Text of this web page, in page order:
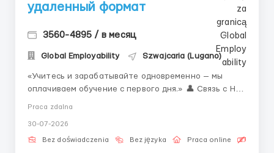
удаленный формат
3560-4895 / в месяц
Global Employability Szwajcaria (Lugano)
«Учитесь и зарабатывайте одновременно — мы
оплачиваем обучение с первого дня.» 👤 Связь с HR
квартал. Для обработки миллионов ежедневных
операций нужны грамотные специалисты. Именно
Praca zdalna
30-07-2026
Bez doświadczenia Bez języka Praca online